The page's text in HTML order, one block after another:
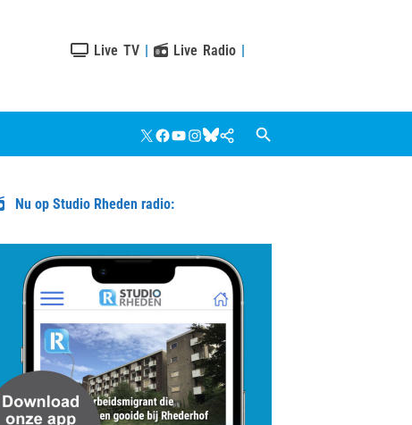
Live TV | Live Radio |
X Facebook
YouTube
Instagram
Bluesky
Google
Nieuws
Nu op Studio Rheden radio: